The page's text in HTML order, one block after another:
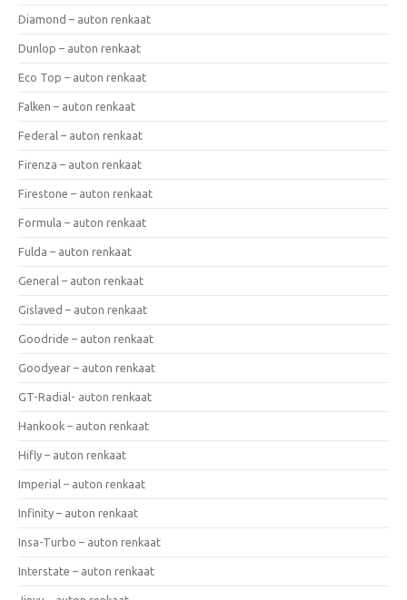
Diamond – auton renkaat
Dunlop – auton renkaat
Eco Top – auton renkaat
Falken – auton renkaat
Federal – auton renkaat
Firenza – auton renkaat
Firestone – auton renkaat
Formula – auton renkaat
Fulda – auton renkaat
General – auton renkaat
Gislaved – auton renkaat
Goodride – auton renkaat
Goodyear – auton renkaat
GT-Radial- auton renkaat
Hankook – auton renkaat
Hifly – auton renkaat
Imperial – auton renkaat
Infinity – auton renkaat
Insa-Turbo – auton renkaat
Interstate – auton renkaat